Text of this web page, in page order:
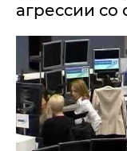
агрессии